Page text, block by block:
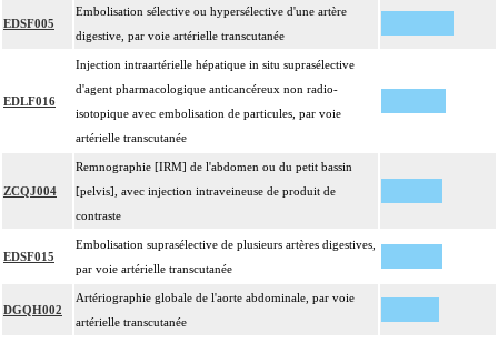
EDSF005
Embolisation sélective ou hypersélective d'une artère
digestive, par voie artérielle transcutanée
EDLF016
Injection intraartérielle hépatique in situ suprasélective
d'agent pharmacologique anticancéreux non radio-
isotopique avec embolisation de particules, par voie
artérielle transcutanée
ZCQJ004
Remnographie [IRM] de l'abdomen ou du petit bassin
[pelvis], avec injection intraveineuse de produit de
contraste
EDSF015
Embolisation suprasélective de plusieurs artères digestives,
par voie artérielle transcutanée
DGQH002
Artériographie globale de l'aorte abdominale, par voie
artérielle transcutanée